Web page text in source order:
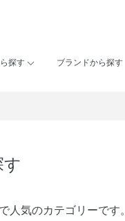
探す ブランドから探す
人気のカテゴリーで